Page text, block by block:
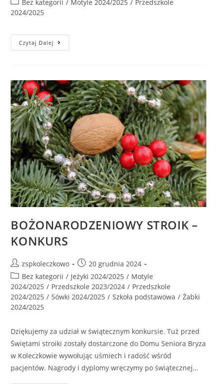
Bez kategorii / Motyle 2024/2025 / Przedszkole
2024/2025
Czytaj Dalej
BOŻONARODZENIOWY STROIK –
KONKURS
zspkoleczkowo
20 grudnia 2024
Bez kategorii / Jeżyki 2024/2025 / Motyle
2024/2025 / Przedszkole 2023/2024 / Przedszkole
2024/2025 / Sówki 2024/2025 / Szkoła podstawowa / Żabki
2024/2025
Dziękujemy za udział w świątecznym konkursie. Tuż przed
Świętami stroiki zostały dostarczone do Domu Seniora Bryza
w Koleczkowie wywołując uśmiech i radość wśród
pacjentów. Nagrody i dyplomy wręczymy po świątecznej…